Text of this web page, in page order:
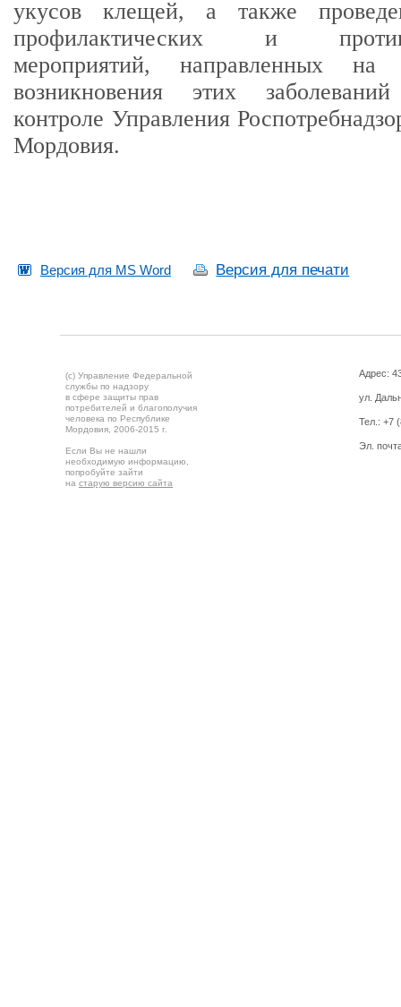
укусов клещей, а также
профилактических и
мероприятий, направленных на
возникновения этих
контроле Управления
Мордовия.
Версия для MS Word Версия для печати
(c) Управление Федеральной
службы по надзору
в сфере защиты прав
потребителей и благополучия
человека по Республике
Мордовия, 2006-2015 г.
Если Вы не нашли
необходимую информацию,
попробуйте зайти
на старую версию сайта
Адрес:
ул.
Тел.: +7
Эл.